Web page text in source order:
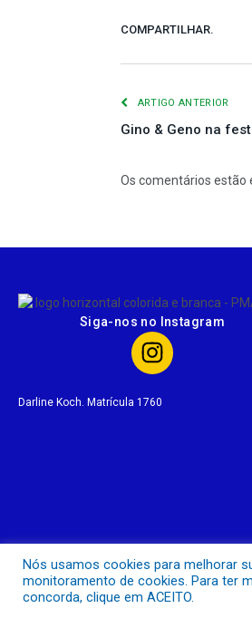
COMPARTILHAR.
ARTIGO ANTERIOR
Gino & Geno na
Os comentários estão
Siga-nos no Instagram
Darline Koch. Matrícula 1760
Todos os direitos reservados a
Nós usamos cookies para melhorar
monitoramento de cookies. Para ter
concorda, clique em ACEITO.